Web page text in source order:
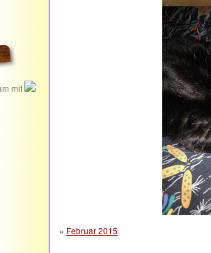
mit
« Februar 2015